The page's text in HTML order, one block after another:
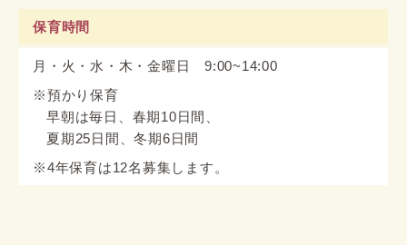
保育時間
月・火・水・木・金曜日 9:00~14:00
※預かり保育
早朝は毎日、春期10日間、
夏期25日間、冬期6日間
※4年保育は12名募集します。